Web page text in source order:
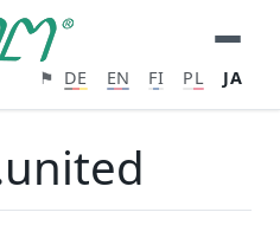
⚑ DE EN FI PL JA